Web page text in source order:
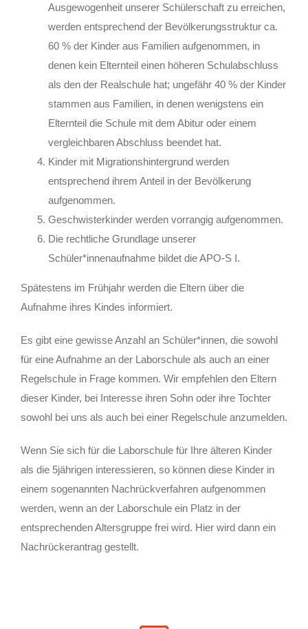
Ausgewogenheit unserer Schülerschaft zu erreichen,
werden entsprechend der Bevölkerungsstruktur ca.
60 % der Kinder aus Familien aufgenommen, in
denen kein Elternteil einen höheren Schulabschluss
als den der Realschule hat; ungefähr 40 % der Kinder
stammen aus Familien, in denen wenigstens ein
Elternteil die Schule mit dem Abitur oder einem
vergleichbaren Abschluss beendet hat.
Kinder mit Migrationshintergrund werden
entsprechend ihrem Anteil in der Bevölkerung
aufgenommen.
Geschwisterkinder werden vorrangig aufgenommen.
Die rechtliche Grundlage unserer
Schüler*innenaufnahme bildet die APO-S I.
Spätestens im Frühjahr werden die Eltern über die
Aufnahme ihres Kindes informiert.
Es gibt eine gewisse Anzahl an Schüler*innen, die sowohl
für eine Aufnahme an der Laborschule als auch an einer
Regelschule in Frage kommen. Wir empfehlen den Eltern
dieser Kinder, bei Interesse ihren Sohn oder ihre Tochter
sowohl bei uns als auch bei einer Regelschule anzumelden.
Wenn Sie sich für die Laborschule für Ihre älteren Kinder
als die 5jährigen interessieren, so können diese Kinder in
einem sogenannten Nachrückverfahren aufgenommen
werden, wenn an der Laborschule ein Platz in der
entsprechenden Altersgruppe frei wird. Hier wird dann ein
Nachrückerantrag gestellt.